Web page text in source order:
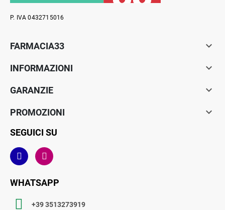
P. IVA 0432715016
FARMACIA33 
INFORMAZIONI 
GARANZIE 
PROMOZIONI 
SEGUICI SU
WHATSAPP
+39 3513273919